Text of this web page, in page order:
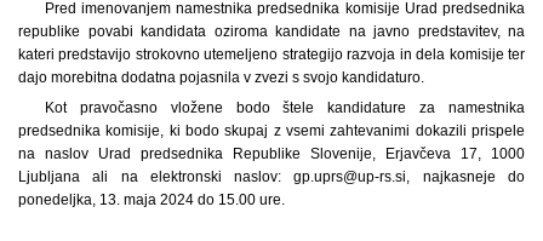
Pred imenovanjem namestnika predsednika komisije Urad predsednika
republike povabi kandidata oziroma kandidate na javno predstavitev, na
kateri predstavijo strokovno utemeljeno strategijo razvoja in dela komisije ter
dajo morebitna dodatna pojasnila v zvezi s svojo kandidaturo.
Kot pravočasno vložene bodo štele kandidature za namestnika
predsednika komisije, ki bodo skupaj z vsemi zahtevanimi dokazili prispele
na naslov Urad predsednika Republike Slovenije, Erjavčeva 17, 1000
Ljubljana ali na elektronski naslov: gp.uprs@up-rs.si, najkasneje do
ponedeljka, 13. maja 2024 do 15.00 ure.